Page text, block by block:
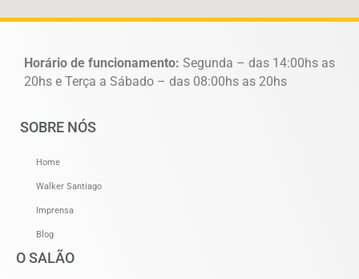
Horário de funcionamento: Segunda – das 14:00hs as
20hs e Terça a Sábado – das 08:00hs as 20hs
SOBRE NÓS
Home
Walker Santiago
Imprensa
Blog
O SALÃO